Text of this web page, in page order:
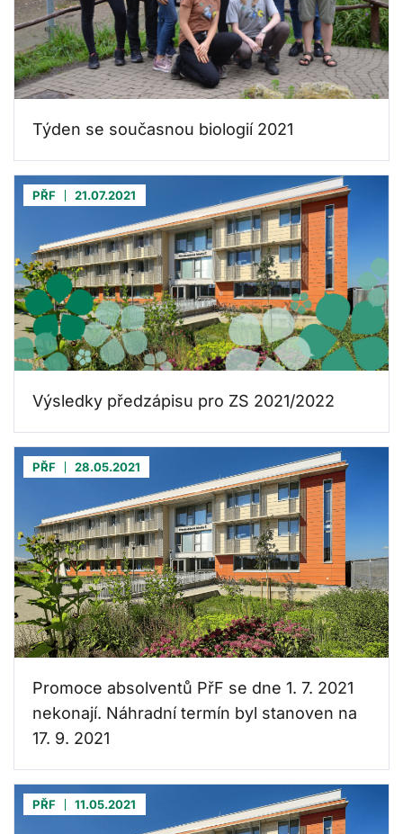
Týden se současnou biologií 2021
PŘF 21.07.2021
Výsledky předzápisu pro ZS 2021/2022
PŘF 28.05.2021
Promoce absolventů PřF se dne 1. 7. 2021
nekonají. Náhradní termín byl stanoven na
17. 9. 2021
PŘF 11.05.2021